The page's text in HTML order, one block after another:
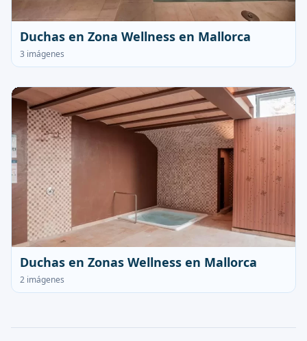
Duchas en Zona Wellness en Mallorca
3 imágenes
Duchas en Zonas Wellness en Mallorca
2 imágenes